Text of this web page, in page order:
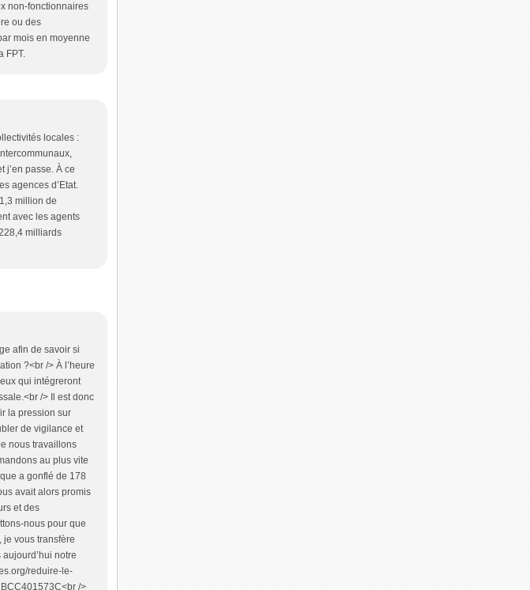
non-fonctionnaires
ou des
mois en moyenne
FPT.
locales :
passe. À ce
agences d’Etat.
million de
avec les agents
milliards
afin de savoir si
?<br /> À l’heure
qui intégreront
/> Il est donc
la pression sur
de vigilance et
nous travaillons
au plus vite
a gonflé de 178
avait alors promis
et des
nous pour que
je vous transfère
notre
reduire-le-
/>